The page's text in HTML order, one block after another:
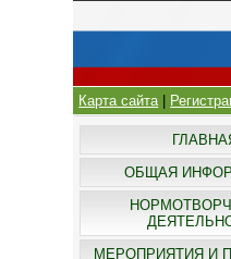
Карта сайта|
ОБЩАЯ
МЕРОПРИЯТИЯ И